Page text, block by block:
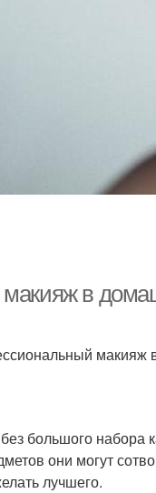
в
макияж
большого набора
они могут
лучшего.